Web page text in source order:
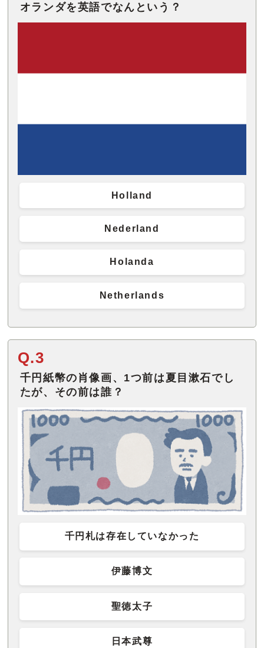
オランダを英語でなんという？
Holland
Nederland
Holanda
Netherlands
Q.3
千円紙幣の肖像画、1つ前は夏目漱石でし
たが、その前は誰？
千円札は存在していなかった
伊藤博文
聖徳太子
日本武尊